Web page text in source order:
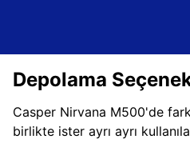
Depolama
Casper Nirvana M500'de
birlikte ister ayrı ayrı